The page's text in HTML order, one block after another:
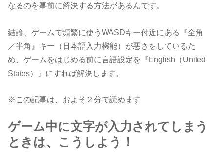
なるのを事前に解決する方法があるんです。
結論、ゲームで頻繁に使うWASDキー付近にある『全角
／半角』キー（日本語入力機能）が悪さをしているた
め、ゲームをはじめる前に言語設定を『English（United
States）』にすれば解決します。
※この記事は、およそ２分で読めます
ゲーム中に文字が入力されてしまう
ときは、こうしよう！